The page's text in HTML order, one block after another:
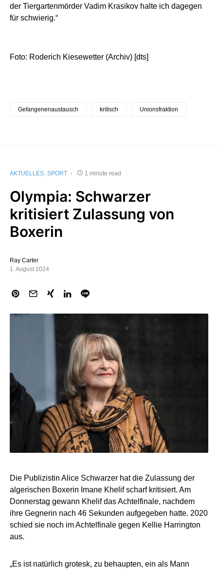
der Tiergartenmörder Vadim Krasikov halte ich dagegen
für schwierig.“
Foto: Roderich Kiesewetter (Archiv) [dts]
Gefangenenaustausch kritisch Unionsfraktion
AKTUELLES SPORT 1 minute read
Olympia: Schwarzer
kritisiert Zulassung von
Boxerin
Ray Carter
1. August 2024
Die Publizistin Alice Schwarzer hat die Zulassung der
algerischen Boxerin Imane Khelif scharf kritisiert. Am
Donnerstag gewann Khelif das Achtelfinale, nachdem
ihre Gegnerin nach 46 Sekunden aufgegeben hatte. 2020
schied sie noch im Achtelfinale gegen Kellie Harrington
aus.
„Es ist natürlich grotesk, zu behaupten, ein als Mann